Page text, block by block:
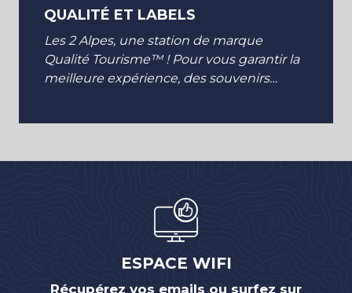
QUALITÉ ET LABELS
Les 2 Alpes, une station de marque
Qualité Tourisme™ ! Pour vous garantir la
meilleure expérience, des souvenirs
ESPACE WIFI
Récupérez vos emails ou surfez sur